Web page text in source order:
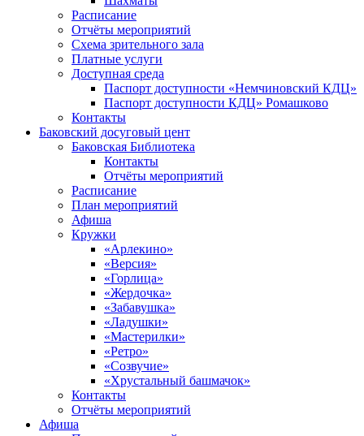
Расписание
Отчёты мероприятий
Схема зрительного зала
Платные услуги
Доступная среда
Паспорт доступности «Немчиновский КДЦ»
Паспорт доступности КДЦ» Ромашково
Контакты
Баковский досуговый цент
Баковская Библиотека
Контакты
Отчёты мероприятий
Расписание
План мероприятий
Афиша
Кружки
«Арлекино»
«Версия»
«Горлица»
«Жердочка»
«Забавушка»
«Ладушки»
«Мастерилки»
«Ретро»
«Созвучие»
«Хрустальный башмачок»
Контакты
Отчёты мероприятий
Афиша